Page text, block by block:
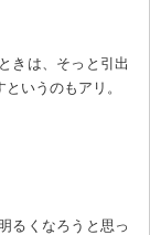
きは、そっと引出
いうのもアリ。
るくなろうと思っ